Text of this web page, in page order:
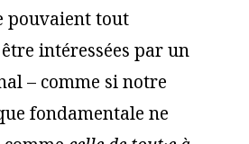
pouvaient tout
intéressées par un
– comme si notre
fondamentale ne